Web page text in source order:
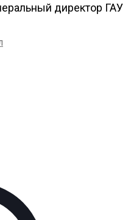
директор ГАУ